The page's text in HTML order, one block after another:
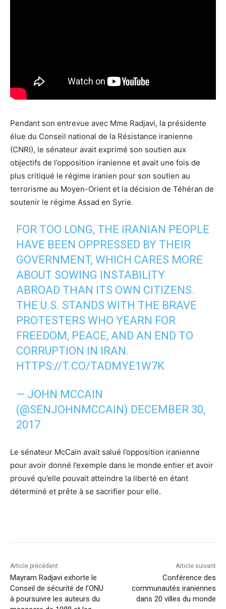
Pendant son entrevue avec Mme Radjavi, la présidente
élue du Conseil national de la Résistance iranienne
(CNRI), le sénateur avait exprimé son soutien aux
objectifs de l’opposition iranienne et avait une fois de
plus critiqué le régime iranien pour son soutien au
terrorisme au Moyen-Orient et la décision de Téhéran de
soutenir le régime Assad en Syrie.
FOR TOO LONG, THE IRANIAN PEOPLE
HAVE BEEN OPPRESSED BY THEIR
GOVERNMENT, WHICH CARES MORE
ABOUT SOWING INSTABILITY
ABROAD THAN ITS OWN CITIZENS.
THE U.S. STANDS WITH THE BRAVE
PROTESTERS WHO YEARN FOR
FREEDOM, PEACE, AND AN END TO
CORRUPTION IN IRAN.
HTTPS://T.CO/TADMYE1W7K
— JOHN MCCAIN
(@SENJOHNMCCAIN) DECEMBER 30,
2017
Le sénateur McCain avait salué l’opposition iranienne
pour avoir donné l’exemple dans le monde entier et avoir
prouvé qu’elle pouvait atteindre la liberté en étant
déterminé et prête à se sacrifier pour elle.
Article précédent
Mayram Radjavi exhorte le
Conseil de sécurité de l’ONU
à poursuivre les auteurs du
Article suivant
Conférence des
communautés iraniennes
dans 20 villes du monde